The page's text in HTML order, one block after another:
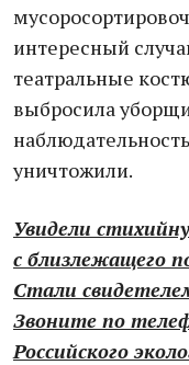
интересный
театральные
выбросила
уничтожили.
Увидели
с близлежащего
Стали
Звоните по
Российского